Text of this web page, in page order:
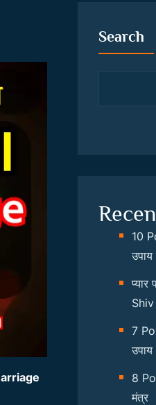
Search
10
7
उपाय
8
मंत्र